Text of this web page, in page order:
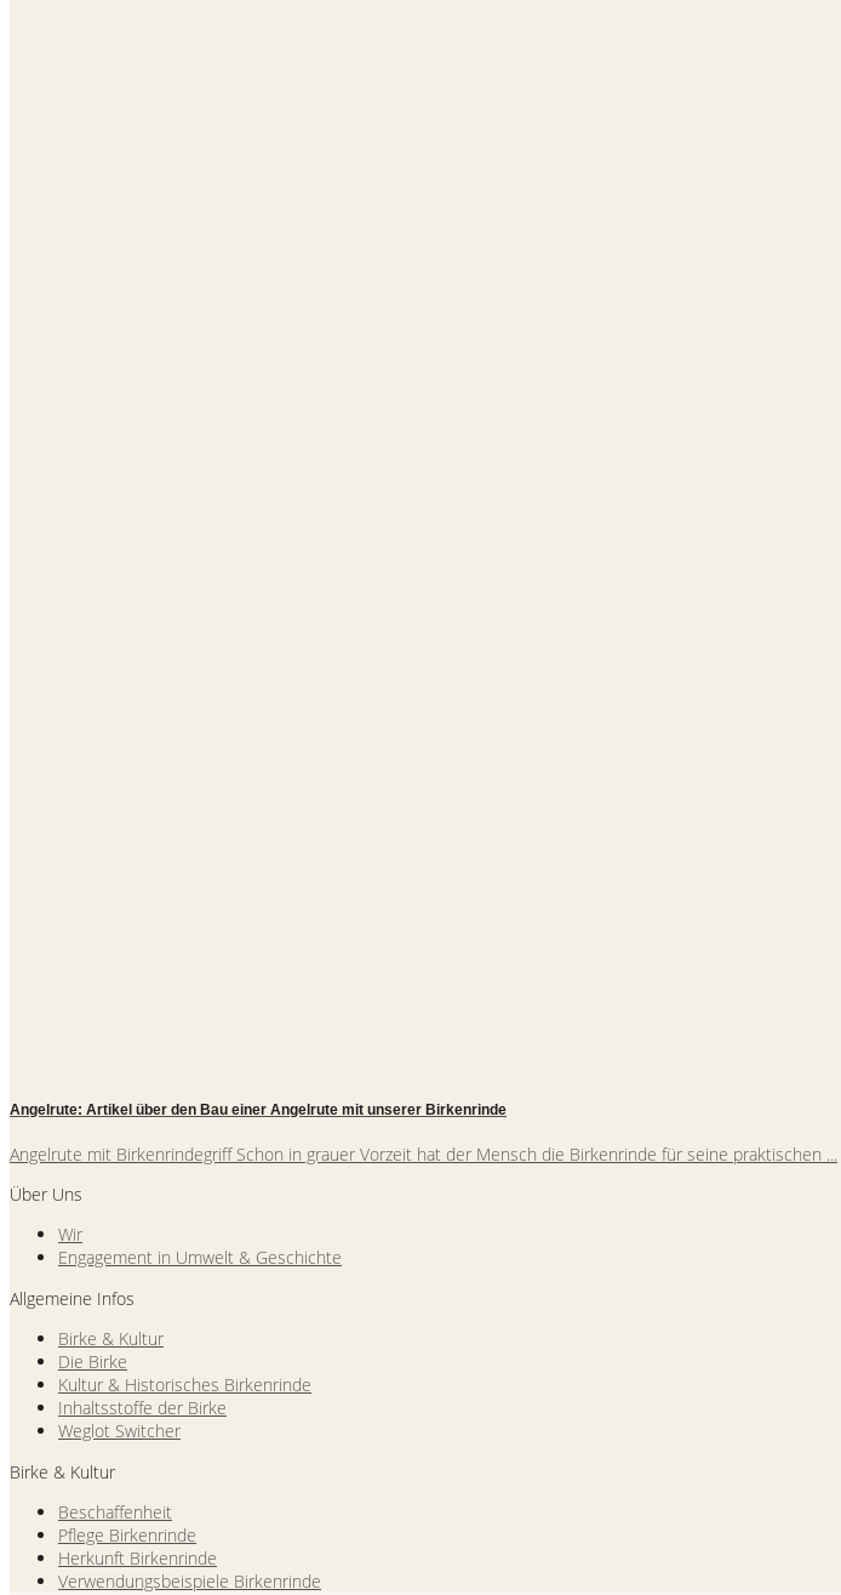
Angelrute: Artikel über den Bau einer Angelrute mit unserer Birkenrinde
Angelrute mit Birkenrindegriff Schon in grauer Vorzeit hat der Mensch die Birkenrinde für seine praktischen ...
Über Uns
Wir
Engagement in Umwelt & Geschichte
Allgemeine Infos
Birke & Kultur
Die Birke
Kultur & Historisches Birkenrinde
Inhaltsstoffe der Birke
Weglot Switcher
Birke & Kultur
Beschaffenheit
Pflege Birkenrinde
Herkunft Birkenrinde
Verwendungsbeispiele Birkenrinde